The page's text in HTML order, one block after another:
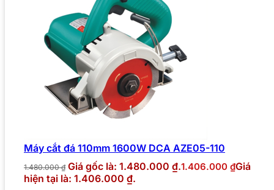
Máy cắt đá 110mm 1600W DCA AZE05-110
1.480.000₫ Giá gốc là: 1.480.000 ₫.1.406.000 ₫Giá
hiện tại là: 1.406.000 ₫.